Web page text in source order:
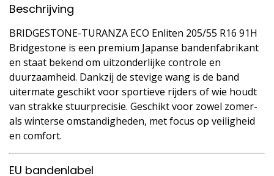
Beschrijving
BRIDGESTONE-TURANZA ECO Enliten 205/55 R16 91H
Bridgestone is een premium Japanse bandenfabrikant
en staat bekend om uitzonderlijke controle en
duurzaamheid. Dankzij de stevige wang is de band
uitermate geschikt voor sportieve rijders of wie houdt
van strakke stuurprecisie. Geschikt voor zowel zomer-
als winterse omstandigheden, met focus op veiligheid
en comfort.
EU bandenlabel